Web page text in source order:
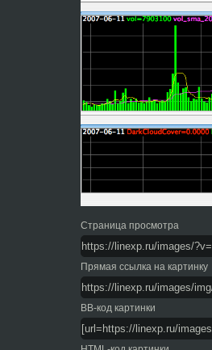
Страница просмотра
Прямая ссылка на картинку
BB-код картинки